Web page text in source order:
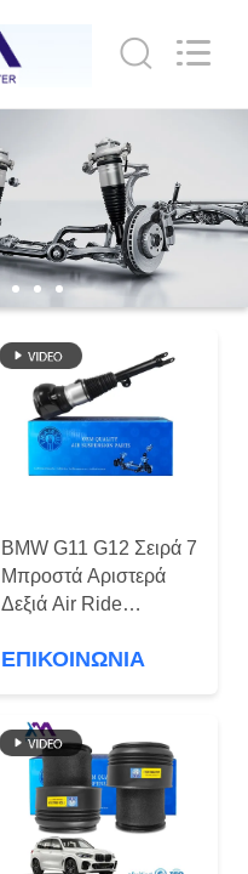
BMW G11 G12 Σειρά 7
Μπροστά Αριστερά
Δεξιά Air Ride
37106877555
ΕΠΙΚΟΙΝΩΝΊΑ